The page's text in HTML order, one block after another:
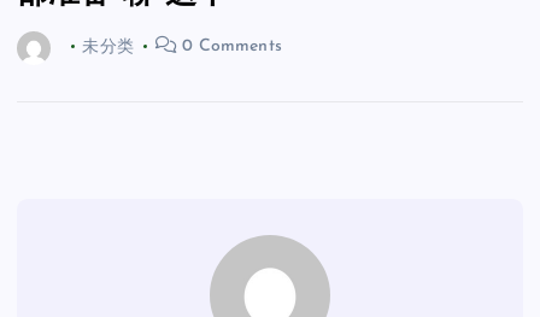
未分类 0 Comments